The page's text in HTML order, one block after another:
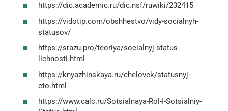
https://dic.academic.ru/dic.nsf/ruwiki/232415
https://vidotip.com/obshhestvo/vidy-socialnyh-
statusov/
https://srazu.pro/teoriya/socialnyj-status-
lichnosti.html
https://knyazhinskaya.ru/chelovek/statusnyj-
eto.html
https://www.calc.ru/Sotsialnaya-Rol-I-Sotsialniy-